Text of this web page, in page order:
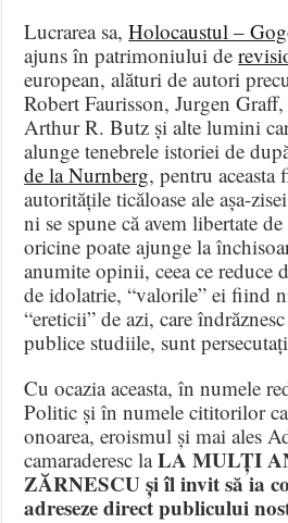
Lucrarea sa,Holocaustul –
ajuns în patrimoniului de
european, alături de autori
Robert Faurisson, Jurgen
Arthur R. Butz și alte lumini
alunge tenebrele istoriei de
de la Nurnberg, pentru
autoritățile ticăloase ale așa-
ni se spune că avem libertate
oricine poate ajunge la
anumite opinii, ceea ce reduce
de idolatrie, “valorile” ei fiind
“ereticii” de azi, care
publice studiile, sunt
Cu ocazia aceasta, în numele
Politic și în numele cititorilor
onoarea, eroismul și mai ales
camaraderesc laLA MULȚI
ZĂRNESCU și îl invit să ia
adreseze direct publicului